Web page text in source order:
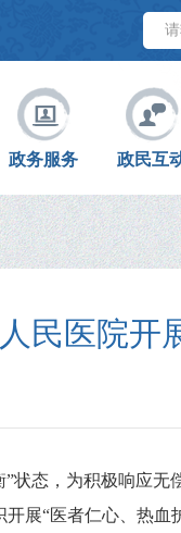
政务服务 政民互
民医院开
状态，为积极响应无
展“医者仁心、热血